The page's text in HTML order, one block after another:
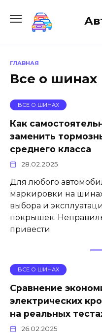
содержанию
ГЛАВНАЯ
Все о шинах
ВСЕ О ШИНАХ
Как
заменить
среднего класса
28.02.2025
Для любого
маркировки на
выбора и
покрышек.
привести
ВСЕ О ШИНАХ
Сравнение
электрических
на реальных
26.02.2025